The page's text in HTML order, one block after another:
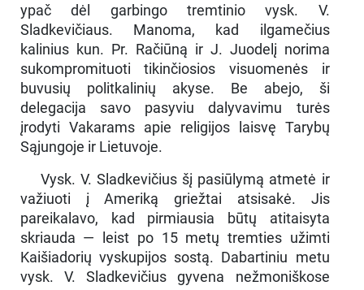
ypač dėl garbingo tremtinio vysk. V.
Sladkevičiaus. Manoma, kad ilgamečius
kalinius kun. Pr. Račiūną ir J. Juodelį norima
sukompromituoti tikinčiosios visuomenės ir
buvusių politkalinių akyse. Be abejo, ši
delegacija savo pasyviu dalyvavimu turės
įrodyti Vakarams apie religijos laisvę Tarybų
Sąjungoje ir Lietuvoje.
Vysk. V. Sladkevičius šį pasiūlymą atmetė ir
važiuoti į Ameriką griežtai atsisakė. Jis
pareikalavo, kad pirmiausia būtų atitaisyta
skriauda — leist po 15 metų tremties užimti
Kaišiadorių vyskupijos sostą. Dabartiniu metu
vysk. V. Sladkevičius gyvena nežmoniškose